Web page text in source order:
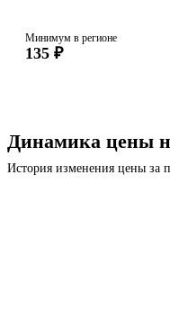
Минимум в регионе
135 ₽
Динамика цены
История изменения цены за